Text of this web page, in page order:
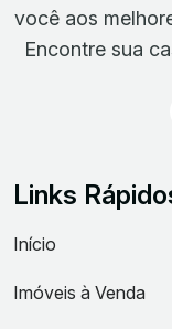
você aos
Encontre sua
Links
Início
Imóveis à Venda